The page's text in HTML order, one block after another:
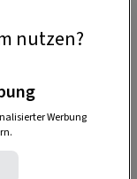
nutzen?
Werbung